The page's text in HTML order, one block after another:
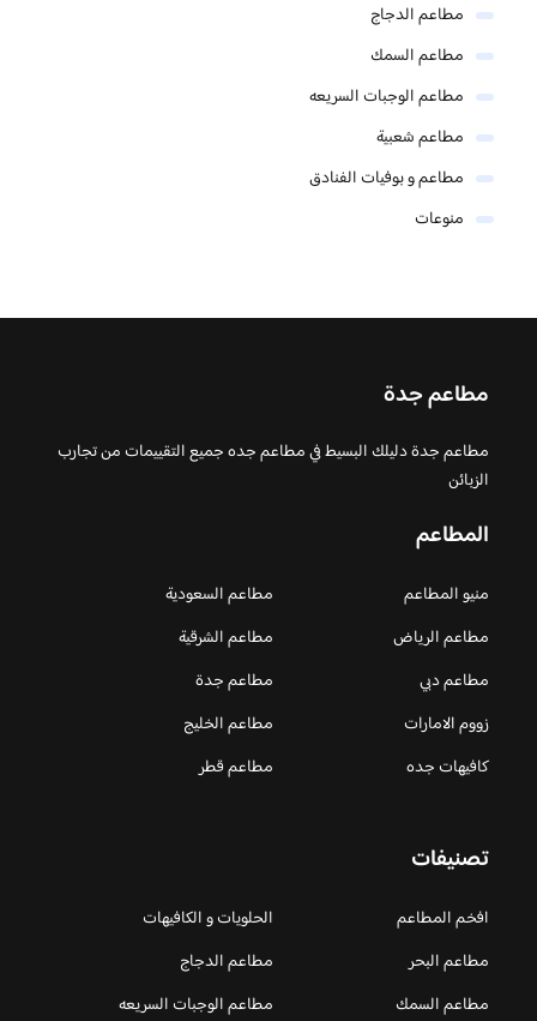
مطاعم الدجاج
مطاعم السمك
مطاعم الوجبات السريعه
مطاعم شعبية
مطاعم و بوفيات الفنادق
منوعات
مطاعم جدة
مطاعم جدة دليلك البسيط في مطاعم جده جميع التقييمات من تجارب
الزبائن
المطاعم
منيو المطاعم
مطاعم السعودية
مطاعم الرياض
مطاعم الشرقية
مطاعم دبي
مطاعم جدة
زووم الامارات
مطاعم الخليج
كافيهات جده
مطاعم قطر
تصنيفات
افخم المطاعم
الحلويات و الكافيهات ‎
مطاعم البحر
مطاعم الدجاج
مطاعم السمك
مطاعم الوجبات السريعه